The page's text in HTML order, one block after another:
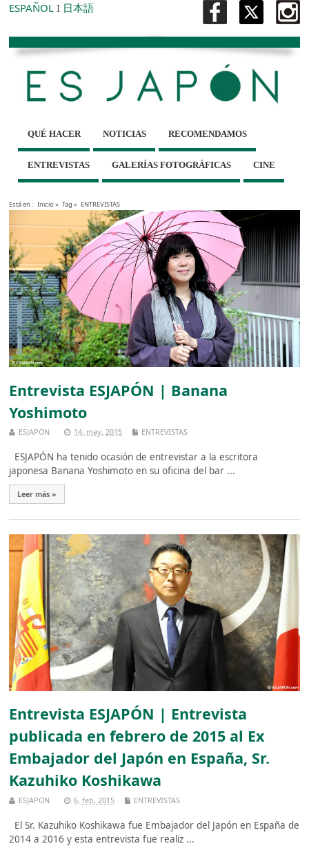
ESPAÑOL I 日本語
QUÉ HACER NOTICIAS RECOMENDAMOS
ENTREVISTAS GALERÍAS FOTOGRÁFICAS CINE
Está en : Inicio» Tag » ENTREVISTAS
Entrevista ESJAPÓN | Banana
Yoshimoto
ESJAPON 14, may, 2015 ENTREVISTAS
ESJAPÓN ha tenido ocasión de entrevistar a la escritora
japonesa Banana Yoshimoto en su oficina del bar ...
Leer más »
Entrevista ESJAPÓN | Entrevista
publicada en febrero de 2015 al Ex
Embajador del Japón en España, Sr.
Kazuhiko Koshikawa
ESJAPON 6, feb, 2015 ENTREVISTAS
El Sr. Kazuhiko Koshikawa fue Embajador del Japón en España de
2014 a 2016 y esta entrevista fue realiz ...